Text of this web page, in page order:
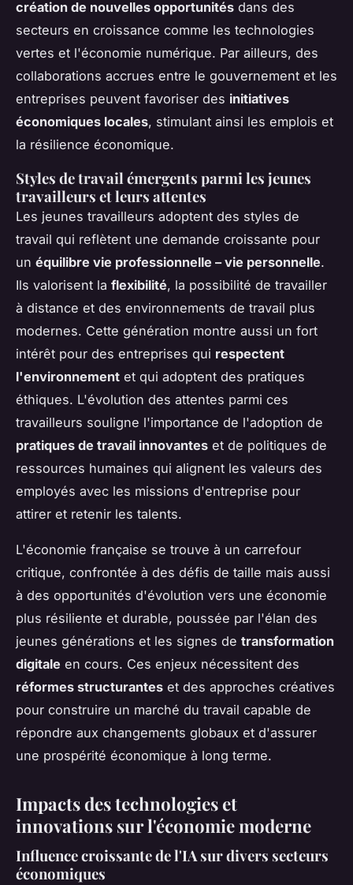
création de nouvelles opportunités dans des
secteurs en croissance comme les technologies
vertes et l'économie numérique. Par ailleurs, des
collaborations accrues entre le gouvernement et les
entreprises peuvent favoriser des initiatives
économiques locales, stimulant ainsi les emplois et
la résilience économique.
Styles de travail émergents parmi les jeunes
travailleurs et leurs attentes
Les jeunes travailleurs adoptent des styles de
travail qui reflètent une demande croissante pour
un équilibre vie professionnelle – vie personnelle.
Ils valorisent la flexibilité, la possibilité de travailler
à distance et des environnements de travail plus
modernes. Cette génération montre aussi un fort
intérêt pour des entreprises qui respectent
l'environnement et qui adoptent des pratiques
éthiques. L'évolution des attentes parmi ces
travailleurs souligne l'importance de l'adoption de
pratiques de travail innovantes et de politiques de
ressources humaines qui alignent les valeurs des
employés avec les missions d'entreprise pour
attirer et retenir les talents.
L'économie française se trouve à un carrefour
critique, confrontée à des défis de taille mais aussi
à des opportunités d'évolution vers une économie
plus résiliente et durable, poussée par l'élan des
jeunes générations et les signes de transformation
digitale en cours. Ces enjeux nécessitent des
réformes structurantes et des approches créatives
pour construire un marché du travail capable de
répondre aux changements globaux et d'assurer
une prospérité économique à long terme.
Impacts des technologies et
innovations sur l'économie moderne
Influence croissante de l'IA sur divers secteurs
économiques